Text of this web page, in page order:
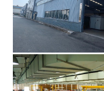
功能，持续筑牢全
完善武汉华源电气